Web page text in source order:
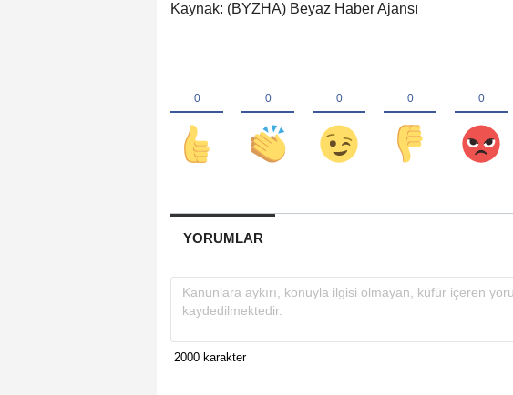
Kaynak: (BYZHA) Beyaz Haber Ajansı
YORUMLAR